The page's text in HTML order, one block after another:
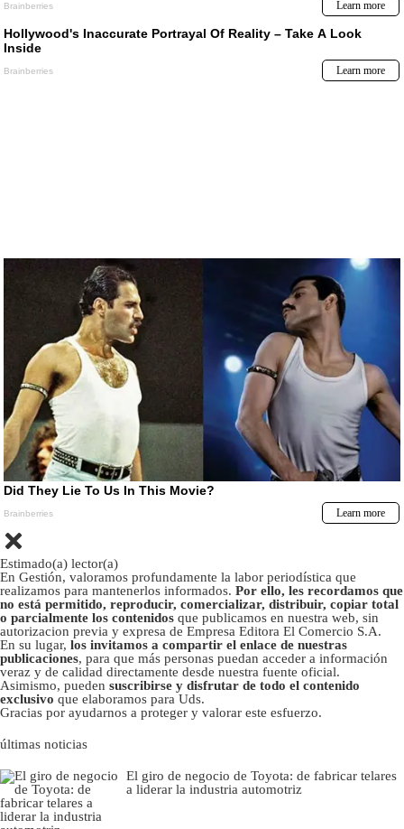
Estimado(a) lector(a)
En Gestión, valoramos profundamente la labor periodística que
realizamos para mantenerlos informados. Por ello, les recordamos que
no está permitido, reproducir, comercializar, distribuir, copiar total
o parcialmente los contenidos que publicamos en nuestra web, sin
autorizacion previa y expresa de Empresa Editora El Comercio S.A.
En su lugar, los invitamos a compartir el enlace de nuestras
publicaciones, para que más personas puedan acceder a información
veraz y de calidad directamente desde nuestra fuente oficial.
Asimismo, pueden suscribirse y disfrutar de todo el contenido
exclusivo que elaboramos para Uds.
Gracias por ayudarnos a proteger y valorar este esfuerzo.
últimas noticias
El giro de negocio de Toyota: de fabricar telares
a liderar la industria automotriz